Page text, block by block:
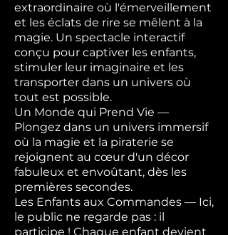
extraordinaire où l'émerveillement
et les éclats de rire se mêlent à la
magie. Un spectacle interactif
conçu pour captiver les enfants,
stimuler leur imaginaire et les
transporter dans un univers où
tout est possible.
Un Monde qui Prend Vie —
Plongez dans un univers immersif
où la magie et la piraterie se
rejoignent au cœur d'un décor
fabuleux et envoûtant, dès les
premières secondes.
Les Enfants aux Commandes — Ici,
le public ne regarde pas : il
participe ! Chaque enfant devient